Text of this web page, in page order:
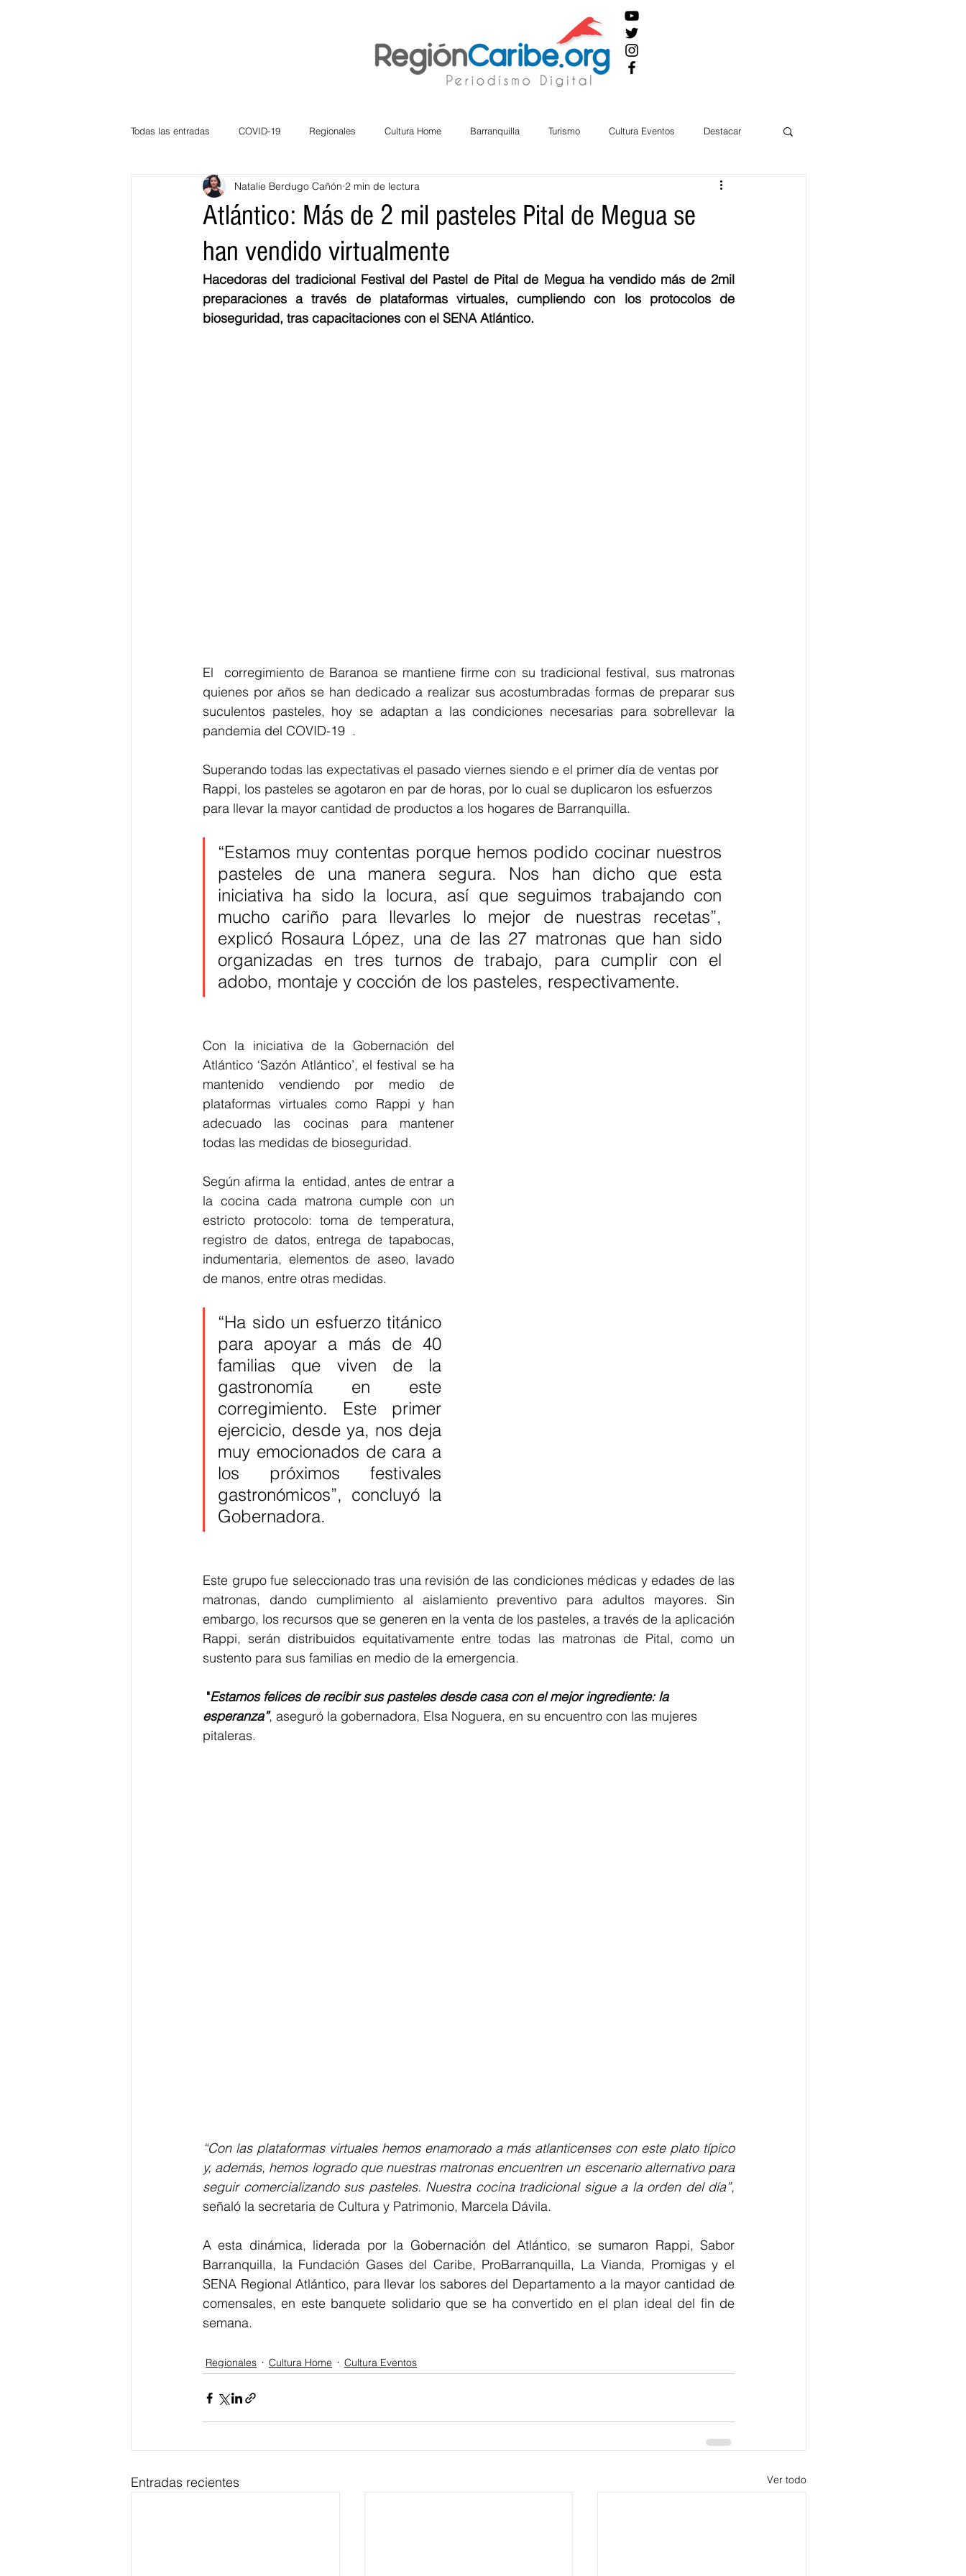
Todas las entradas COVID-19 Regionales Cultura Home Barranquilla Turismo Cultura Eventos Destacar
Atlántico La Guajira Cesar English
Bloggeros Hermanos Mayores Economía
Educación BID BIENESTAR AMBIENTAL AFRO
Atlántico: Más de 2 mil pasteles Pital de Megua se
han vendido virtualmente
Natalie Berdugo Cañón 2 min de lectura
Hacedoras del tradicional Festival del Pastel de Pital de Megua ha vendido más de 2mil
preparaciones a través de plataformas virtuales, cumpliendo con los protocolos de
bioseguridad, tras capacitaciones con el SENA Atlántico.
El  corregimiento de Baranoa se mantiene firme con su tradicional festival, sus matronas
quienes por años se han dedicado a realizar sus acostumbradas formas de preparar sus
suculentos pasteles, hoy se adaptan a las condiciones necesarias para sobrellevar la
pandemia del COVID-19  .
Superando todas las expectativas el pasado viernes siendo e el primer día de ventas por
Rappi, los pasteles se agotaron en par de horas, por lo cual se duplicaron los esfuerzos
para llevar la mayor cantidad de productos a los hogares de Barranquilla.
“Estamos muy contentas porque hemos podido cocinar nuestros
pasteles de una manera segura. Nos han dicho que esta
iniciativa ha sido la locura, así que seguimos trabajando con
mucho cariño para llevarles lo mejor de nuestras recetas”,
explicó Rosaura López, una de las 27 matronas que han sido
organizadas en tres turnos de trabajo, para cumplir con el
adobo, montaje y cocción de los pasteles, respectivamente.
Con la iniciativa de la Gobernación del
Atlántico ‘Sazón Atlántico’, el festival se ha
mantenido vendiendo por medio de
plataformas virtuales como Rappi y han
adecuado las cocinas para mantener
todas las medidas de bioseguridad.
Según afirma la  entidad, antes de entrar a
la cocina cada matrona cumple con un
estricto protocolo: toma de temperatura,
registro de datos, entrega de tapabocas,
indumentaria, elementos de aseo, lavado
de manos, entre otras medidas.
“Ha sido un esfuerzo titánico
para apoyar a más de 40
familias que viven de la
gastronomía en este
corregimiento. Este primer
ejercicio, desde ya, nos deja
muy emocionados de cara a
los próximos festivales
gastronómicos”, concluyó la
Gobernadora.
Este grupo fue seleccionado tras una revisión de las condiciones médicas y edades de las
matronas, dando cumplimiento al aislamiento preventivo para adultos mayores. Sin
embargo, los recursos que se generen en la venta de los pasteles, a través de la aplicación
Rappi, serán distribuidos equitativamente entre todas las matronas de Pital, como un
sustento para sus familias en medio de la emergencia.
"Estamos felices de recibir sus pasteles desde casa con el mejor ingrediente: la
esperanza”, aseguró la gobernadora, Elsa Noguera, en su encuentro con las mujeres
pitaleras.
“Con las plataformas virtuales hemos enamorado a más atlanticenses con este plato típico
y, además, hemos logrado que nuestras matronas encuentren un escenario alternativo para
seguir comercializando sus pasteles. Nuestra cocina tradicional sigue a la orden del día”,
señaló la secretaria de Cultura y Patrimonio, Marcela Dávila.
A esta dinámica, liderada por la Gobernación del Atlántico, se sumaron Rappi, Sabor
Barranquilla, la Fundación Gases del Caribe, ProBarranquilla, La Vianda, Promigas y el
SENA Regional Atlántico, para llevar los sabores del Departamento a la mayor cantidad de
comensales, en este banquete solidario que se ha convertido en el plan ideal del fin de
semana.
Regionales Cultura Home Cultura Eventos
Entradas recientes Ver todo